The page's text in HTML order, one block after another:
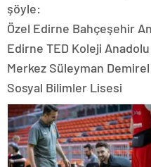
şöyle:
Özel Edirne Bahçeşehir
Edirne TED Koleji
Merkez Süleyman
Sosyal Bilimler Lisesi